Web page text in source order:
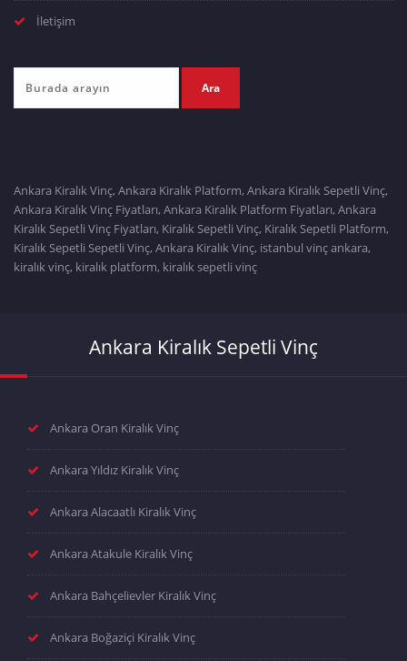
İletişim
Ankara Kiralık Vinç, Ankara Kiralık Platform, Ankara Kiralık Sepetli Vinç,
Ankara Kiralık Vinç Fiyatları, Ankara Kiralık Platform Fiyatları, Ankara
Kiralık Sepetli Vinç Fiyatları, Kiralık Sepetli Vinç, Kiralık Sepetli Platform,
Kiralık Sepetli Sepetli Vinç, Ankara Kiralık Vinç, istanbul vinç ankara,
kiralık vinç, kiralık platform, kiralık sepetli vinç
Ankara Kiralık Sepetli Vinç
Ankara Oran Kiralık Vinç
Ankara Yıldız Kiralık Vinç
Ankara Alacaatlı Kiralık Vinç
Ankara Atakule Kiralık Vinç
Ankara Bahçelievler Kiralık Vinç
Ankara Boğaziçi Kiralık Vinç